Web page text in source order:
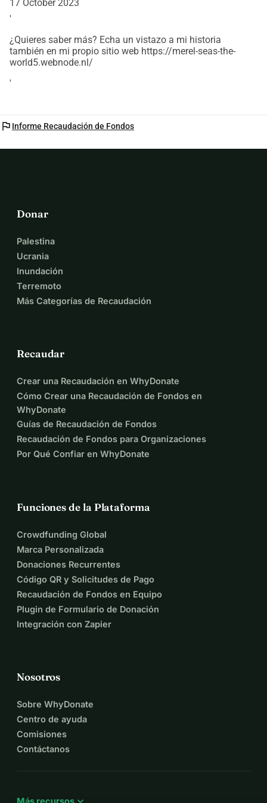
17 October 2023
'
¿Quieres saber más? Echa un vistazo a mi historia
también en mi propio sitio web https://merel-seas-the-
world5.webnode.nl/
'
flag Informe Recaudación de Fondos
Donar
Palestina
Ucrania
Inundación
Terremoto
Más Categorías de Recaudación
Recaudar
Crear una Recaudación en WhyDonate
Cómo Crear una Recaudación de Fondos en
WhyDonate
Guías de Recaudación de Fondos
Recaudación de Fondos para Organizaciones
Por Qué Confiar en WhyDonate
Funciones de la Plataforma
Crowdfunding Global
Marca Personalizada
Donaciones Recurrentes
Código QR y Solicitudes de Pago
Recaudación de Fondos en Equipo
Plugin de Formulario de Donación
Integración con Zapier
Nosotros
Sobre WhyDonate
Centro de ayuda
Comisiones
Contáctanos